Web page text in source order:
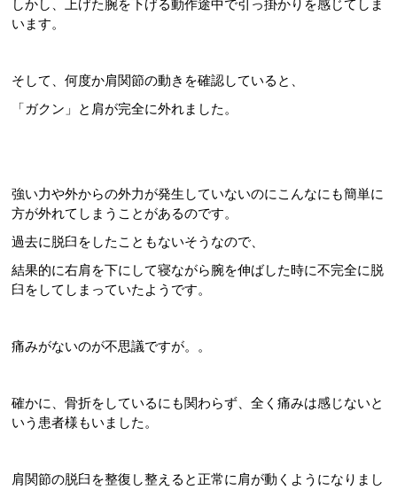
しかし、上げた腕を下げる動作途中で引っ掛かりを感じてしま
います。
そして、何度か肩関節の動きを確認していると、
「ガクン」と肩が完全に外れました。
強い力や外からの外力が発生していないのにこんなにも簡単に
方が外れてしまうことがあるのです。
過去に脱臼をしたこともないそうなので、
結果的に右肩を下にして寝ながら腕を伸ばした時に不完全に脱
臼をしてしまっていたようです。
痛みがないのが不思議ですが。。
確かに、骨折をしているにも関わらず、全く痛みは感じないと
いう患者様もいました。
肩関節の脱臼を整復し整えると正常に肩が動くようになりまし